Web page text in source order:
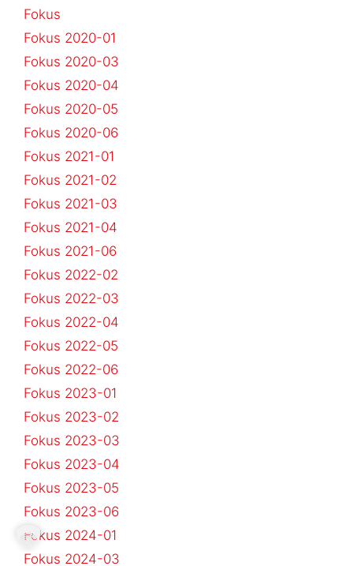
Fokus
Fokus 2020-01
Fokus 2020-03
Fokus 2020-04
Fokus 2020-05
Fokus 2020-06
Fokus 2021-01
Fokus 2021-02
Fokus 2021-03
Fokus 2021-04
Fokus 2021-06
Fokus 2022-02
Fokus 2022-03
Fokus 2022-04
Fokus 2022-05
Fokus 2022-06
Fokus 2023-01
Fokus 2023-02
Fokus 2023-03
Fokus 2023-04
Fokus 2023-05
Fokus 2023-06
Fokus 2024-01
Fokus 2024-03